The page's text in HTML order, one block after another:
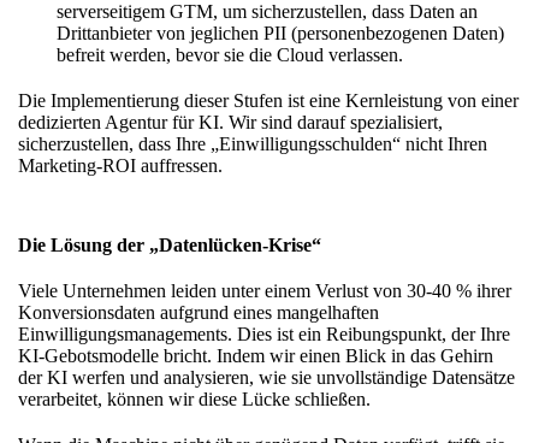
serverseitigem GTM, um sicherzustellen, dass Daten an
Drittanbieter von jeglichen PII (personenbezogenen Daten)
befreit werden, bevor sie die Cloud verlassen.
Die Implementierung dieser Stufen ist eine Kernleistung von einer
dedizierten Agentur für KI. Wir sind darauf spezialisiert,
sicherzustellen, dass Ihre „Einwilligungsschulden“ nicht Ihren
Marketing-ROI auffressen.
Die Lösung der „Datenlücken-Krise“
Viele Unternehmen leiden unter einem Verlust von 30-40 % ihrer
Konversionsdaten aufgrund eines mangelhaften
Einwilligungsmanagements. Dies ist ein Reibungspunkt, der Ihre
KI-Gebotsmodelle bricht. Indem wir einen Blick in das Gehirn
der KI werfen und analysieren, wie sie unvollständige Datensätze
verarbeitet, können wir diese Lücke schließen.